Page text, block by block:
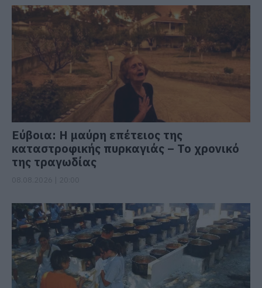
Εύβοια: Η μαύρη επέτειος της
καταστροφικής πυρκαγιάς – Το χρονικό
της τραγωδίας